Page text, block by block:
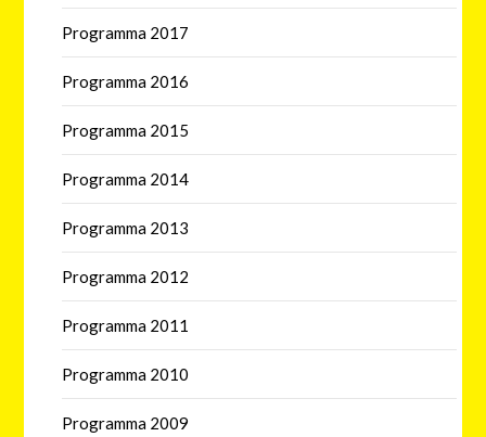
Programma 2017
Programma 2016
Programma 2015
Programma 2014
Programma 2013
Programma 2012
Programma 2011
Programma 2010
Programma 2009